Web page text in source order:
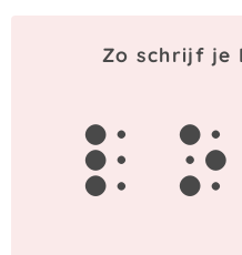
Zo schrijf je
l o